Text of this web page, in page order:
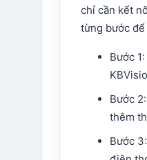
chỉ cần kết
từng bước
Bước
Bước
thêm
Bước